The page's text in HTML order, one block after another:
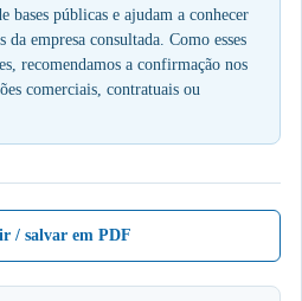
bases públicas e ajudam a conhecer
da empresa consultada. Como esses
recomendamos a confirmação nos
comerciais, contratuais ou
/ salvar em PDF